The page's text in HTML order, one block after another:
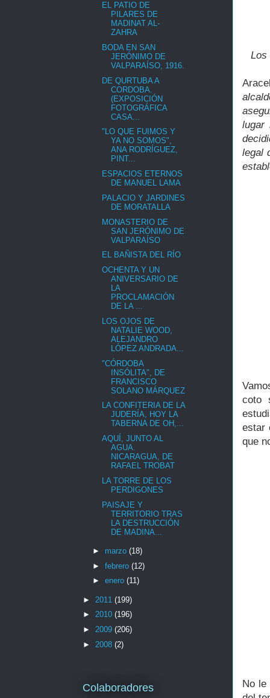
Los
lugar
legal
coto
estar
que
No le
EL PATIO DE
PILARES DE
MADINAT AL-
ZAHRA
BODA EN SAN
JERÓNIMO DE
VALPARAÍSO, 1916.
DE QURTUBA A
CORDOBA.
(EXPOSICIÓN
FOTOGRÁFICA
CASA...
"LO QUE FUIMOS Y
YA NO SOMOS",
ANA RODRÍGUEZ,
PINT...
ESPACIOS ETERNOS
DE MANUEL LAMA
PALACIO Y JARDINES
DE MORATALLA
MONASTERIO DE
SAN JERÓNIMO DE
VALPARAÍSO
EL BAÑISTA DEL RÍO
OCHENTA Y UN
ANIVERSARIO DE
LA
PROCLAMACIÓN
DE LA ...
LOS OJOS DE
NATALIE WOOD,
ALEJANDRO
LÓPEZ ANDRADA...
"CÓRDOBA
INSÓLITA", DE
FRANCISCO
SOLANO MÁRQUEZ
LA CONFITERIA DE LA
JUDERÍA, HOY LA
TABERNA DE OH,...
AQUÍ, JUNTO AL
AGUA.
NICARAGUA, DE
RAFAEL TROBAT
LA TORRE DE LOS
PERDIGONES
PAISAJE Y
TERRITORIO TRAS
LA DESTRUCCIÓN
DE MADINA...
► marzo (18)
► febrero (12)
► enero (11)
► 2011 (199)
► 2010 (196)
► 2009 (206)
► 2008 (2)
Colaboradores